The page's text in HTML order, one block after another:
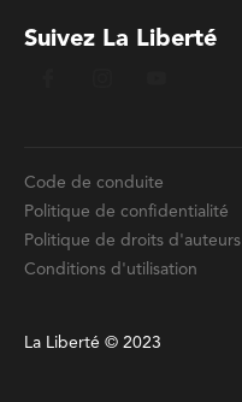
Suivez La Liberté
Code de conduite
Politique de confidentialité
Politique de droits d'auteurs
Conditions d'utilisation
La Liberté © 2023